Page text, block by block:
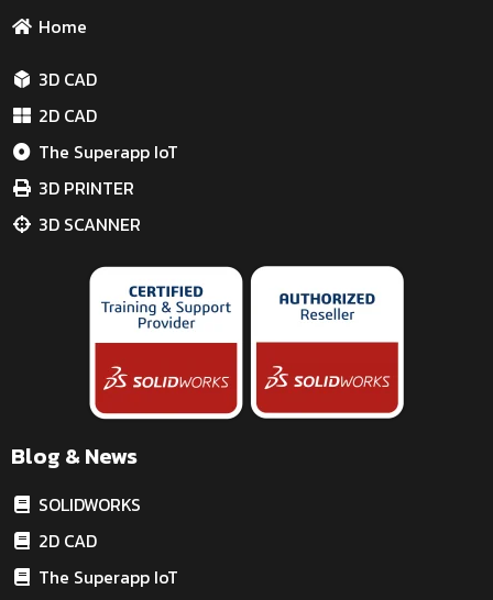
Home
3D CAD
2D CAD
The Superapp IoT
3D PRINTER
3D SCANNER
Blog & News
SOLIDWORKS
2D CAD
The Superapp IoT